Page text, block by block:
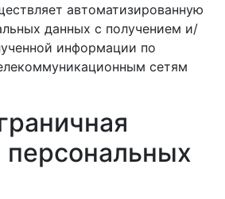
автоматизированную
данных с получением и/
информации по
сетям
персональных